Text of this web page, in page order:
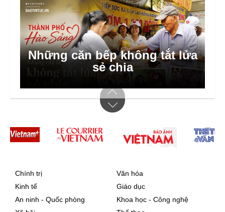
Gìn giữ kinh lá buông của
người Khmer theo dòng
chảy thời gian
Chính trị
Kinh tế
An ninh - Quốc phòng
Văn hóa
Giáo dục
Khoa học - Công nghệ